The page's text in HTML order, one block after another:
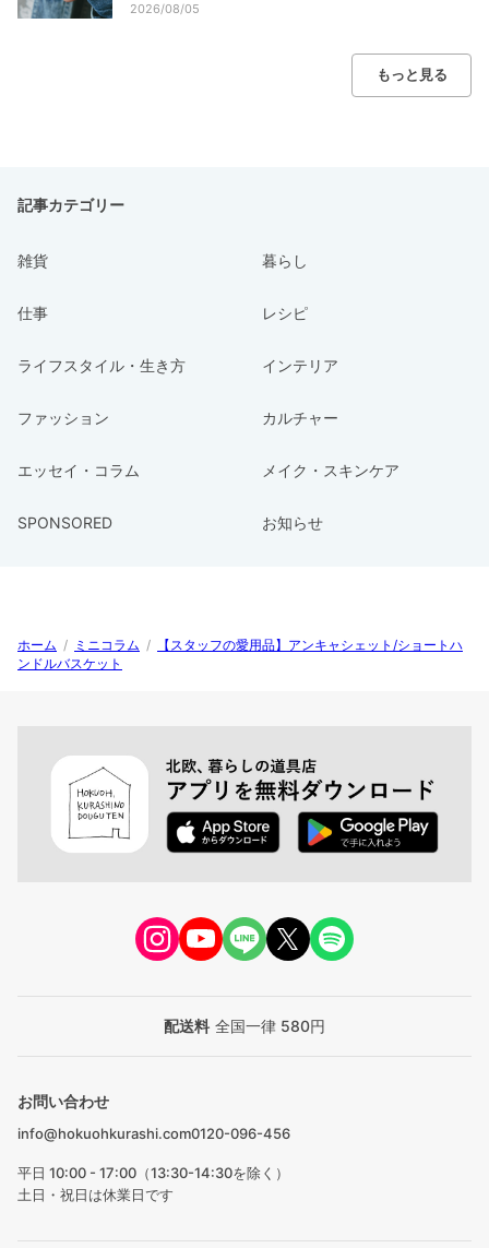
2026/08/05
もっと見る
記事カテゴリー
雑貨 暮らし
仕事 レシピ
ライフスタイル・生き方 インテリア
ファッション カルチャー
エッセイ・コラム メイク・スキンケア
SPONSORED お知らせ
ホーム / ミニコラム /
【スタッフの愛用品】アンキャシェット/ショートハ
ンドルバスケット
配送料 全国一律 580円
お問い合わせ
info@hokuohkurashi.com0120-096-456
平日 10:00 - 17:00（13:30-14:30を除く）
土日・祝日は休業日です